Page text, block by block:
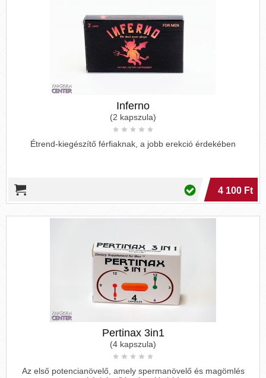
Inferno
(2 kapszula)
Étrend-kiegészítő férfiaknak, a jobb erekció érdekében
4 100 Ft
Pertinax 3in1
(4 kapszula)
Az első potencianövelő, amely spermanövelő és magömlés